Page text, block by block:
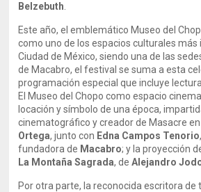
Belzebuth
Este año, el emblemático Museo del
como uno de los espacios culturales
Ciudad de México, siendo una de las
de Macabro, el festival se suma a esta
programación especial que incluye
El Museo del Chopo como espacio
locación y símbolo de una época,
cinematográfico y creador de Masacre
Ortega, junto con Edna Campos Tenorio
fundadora de Macabro; y la proyección
La Montaña Sagrada, deAlejandro
Por otra parte, la reconocida escritora